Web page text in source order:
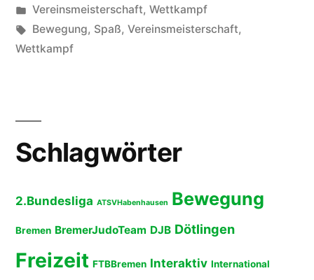
von
Veröffentlicht
unter
Vereinsmeisterschaft, Wettkampf
Schlagwörter:
Bewegung, Spaß, Vereinsmeisterschaft,
Wettkampf
Schlagwörter
2.Bundesliga ATSVHabenhausen Bewegung
Bremen BremerJudoTeam DJB Dötlingen
Freizeit FTBBremen Interaktiv International